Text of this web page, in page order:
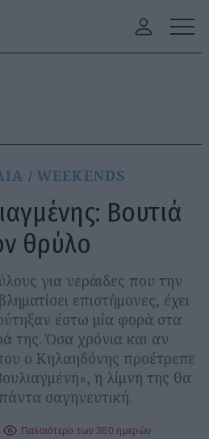
WEEKENDS
Βουτιά
θρύλο
για νεράιδες που την
επιστήμονες, έχει
έστω μία φορά στα
της. Όσα χρόνια και αν
ο Κηλαηδόνης προέτρεπε
η λίμνη της θα
σαγηνευτική.
Παλαιότερο των 360 ημερών